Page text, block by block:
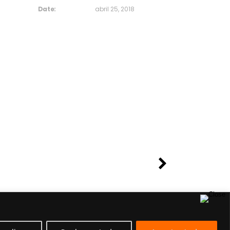
Date:
abril 25, 2018
Asistente Virtual